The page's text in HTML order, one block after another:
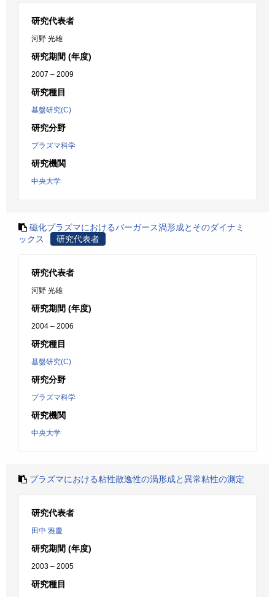
研究代表者
河野 光雄
研究期間 (年度)
2007 – 2009
研究種目
基盤研究(C)
研究分野
プラズマ科学
研究機関
中央大学
磁化プラズマにおけるバーガース渦形成とそのダイナミ
ックス
研究代表者
研究代表者
河野 光雄
研究期間 (年度)
2004 – 2006
研究種目
基盤研究(C)
研究分野
プラズマ科学
研究機関
中央大学
プラズマにおける粘性散逸性の渦形成と異常粘性の測定
研究代表者
田中 雅慶
研究期間 (年度)
2003 – 2005
研究種目